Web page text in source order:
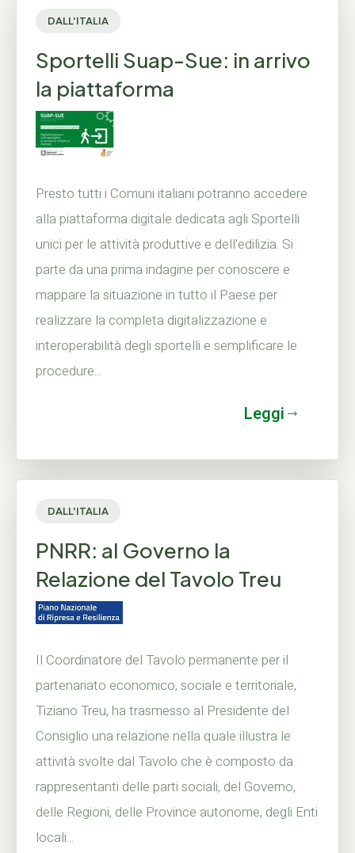
DALL'ITALIA
Sportelli Suap-Sue: in arrivo
la piattaforma
Presto tutti i Comuni italiani potranno accedere
alla piattaforma digitale dedicata agli Sportelli
unici per le attività produttive e dell'edilizia. Si
parte da una prima indagine per conoscere e
mappare la situazione in tutto il Paese per
realizzare la completa digitalizzazione e
interoperabilità degli sportelli e semplificare le
procedure...
Leggi
DALL'ITALIA
PNRR: al Governo la
Relazione del Tavolo Treu
Il Coordinatore del Tavolo permanente per il
partenariato economico, sociale e territoriale,
Tiziano Treu, ha trasmesso al Presidente del
Consiglio una relazione nella quale illustra le
attività svolte dal Tavolo che è composto da
rappresentanti delle parti sociali, del Governo,
delle Regioni, delle Province autonome, degli Enti
locali...